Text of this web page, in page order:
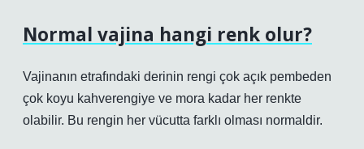
Normal vajina hangi renk olur?
Vajinanın etrafındaki derinin rengi çok açık pembeden
çok koyu kahverengiye ve mora kadar her renkte
olabilir. Bu rengin her vücutta farklı olması normaldir.